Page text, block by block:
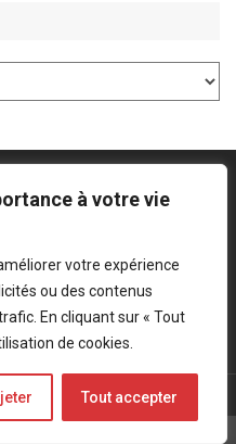
à votre vie
votre expérience
ou des contenus
En cliquant sur « Tout
de cookies.
Tout accepter
Blog - 2022